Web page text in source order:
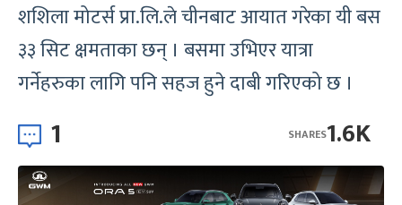
शशिला मोटर्स प्रा.लि.ले चीनबाट आयात गरेका यी बस
३३ सिट क्षमताका छन् । बसमा उभिएर यात्रा
गर्नेहरुका लागि पनि सहज हुने दाबी गरिएको छ ।
1 1.6K
SHARES